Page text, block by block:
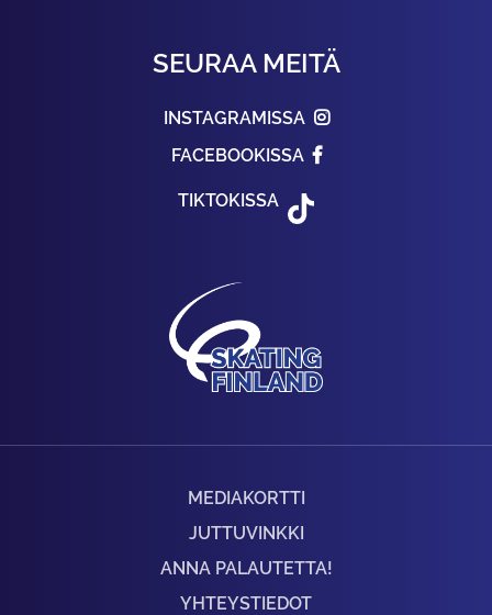
SEURAA MEITÄ
INSTAGRAMISSA
FACEBOOKISSA
TIKTOKISSA
MEDIAKORTTI
JUTTUVINKKI
ANNA PALAUTETTA!
YHTEYSTIEDOT